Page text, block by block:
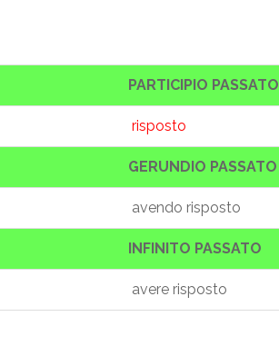
PARTICIPIO PASSATO
risposto
GERUNDIO PASSATO
avendo risposto
INFINITO PASSATO
avere risposto